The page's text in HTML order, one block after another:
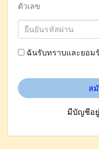
ตัวเลข
ฉันรับทราบและยอม
ส
มีบัญชีอ